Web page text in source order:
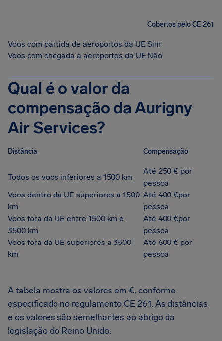
Cobertos pelo CE 261
Voos com partida de aeroportos da UE Sim
Voos com chegada a aeroportos da UE Não
Qual é o valor da
compensação da Aurigny
Air Services?
Distância Compensação
Todos os voos inferiores a 1500 km
Até 250 € por
pessoa
Voos dentro da UE superiores a 1500
km
Até 400 €por
pessoa
Voos fora da UE entre 1500 km e
3500 km
Até 400 €por
pessoa
Voos fora da UE superiores a 3500
km
Até 600 € por
pessoa
A tabela mostra os valores em €, conforme
especificado no regulamento CE 261. As distâncias
e os valores são semelhantes ao abrigo da
legislação do Reino Unido.